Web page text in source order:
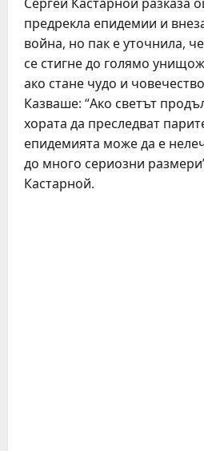
предрекла епидемии и
война, но пак е уточнила,
се стигне до голямо
ако стане чудо и
Казваше: “Ако светът
хората да преследват
епидемията може да е
до много сериозни
Кастарной.